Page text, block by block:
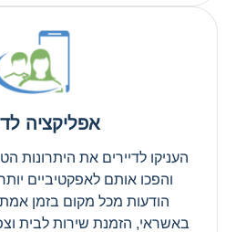
אפליקציה
העניקו לדיירים את היתרונות
והפכו אותם לאפקטיביים
הודעות מכל מקום בזמן
באשראי, הזמנת שירות לבית